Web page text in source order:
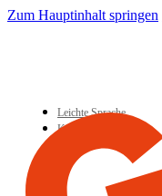
Zum Hauptinhalt springen
Leichte Sprache
Kontakt